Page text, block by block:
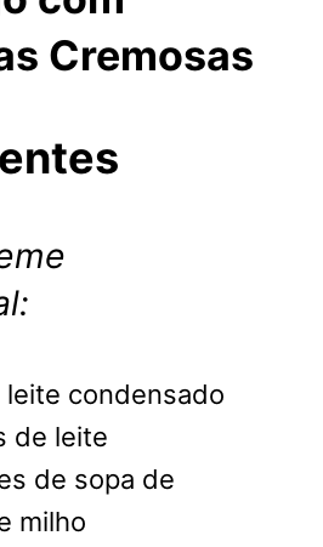
Cremosas
leite condensado
de leite
de sopa de
milho